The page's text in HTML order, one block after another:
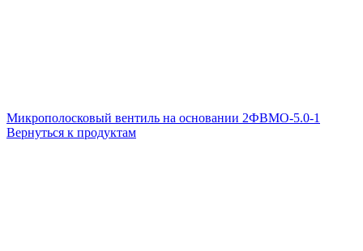
Микрополосковый вентиль на основании 2ФВМO-5.0-1
Вернуться к продуктам